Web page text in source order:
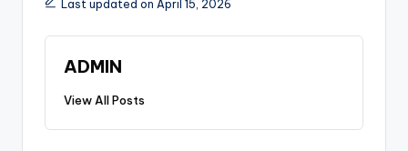
Last updated on April 15, 2026
ADMIN
View All Posts